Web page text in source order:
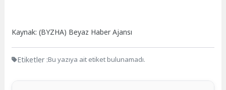
Kaynak: (BYZHA) Beyaz Haber Ajansı
Etiketler :Bu yazıya ait etiket bulunamadı.